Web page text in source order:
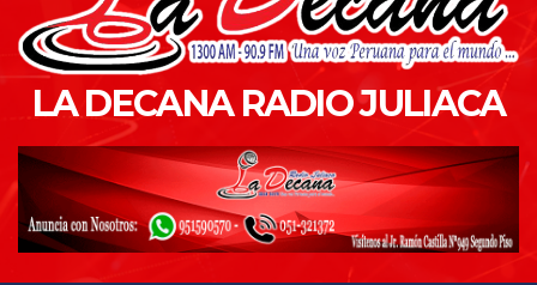
LA DECANA RADIO JULIACA